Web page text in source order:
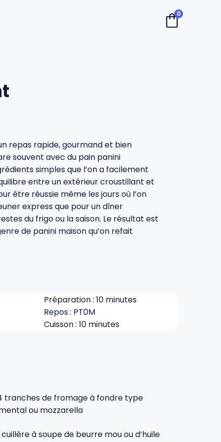
0
repas rapide, gourmand et bien
souvent avec du pain panini
simples que l’on a facilement
entre un extérieur croustillant et
être réussie même les jours où l’on
express que pour un dîner
du frigo ou la saison. Le résultat est
de panini maison qu’on refait
Préparation : 10 minutes
Repos : PT0M
Cuisson : 10 minutes
tranches de fromage à fondre type
ou mozzarella
cuillère à soupe de beurre mou ou d’huile